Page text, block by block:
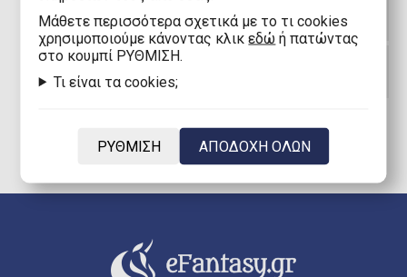
Που βοηθούν οι Γρίφοι και οι
Σπαζοκεφαλιές;
Που μπορώ να βρω Γρίφους και
Σπαζοκεφαλιές Verdes Innovations;
Mάθετε περισσότερα σχετικά με το τι cookies
χρησιμοποιούμε κάνοντας κλικεδώ ή πατώντας
στο κουμπί ΡΥΘΜΙΣΗ.
Τι είναι τα cookies;
ΡΥΘΜΙΣΗ ΑΠΟΔΟΧΗ ΟΛΩΝ